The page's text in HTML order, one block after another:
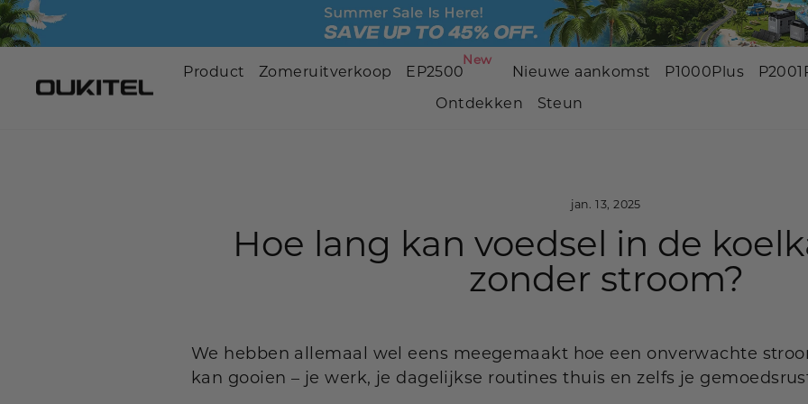
Ga
naar
inhoud
Product
Expansion Battery
Accessories
P800
NEW
P5000 Pro
4000W | 5120Wh
Zomeruitverkoop EP2500
New
Nieuwe aankomst P1000Plus
Ontdekken
Steun
jan. 13, 2025
Hoe lang kan voedsel in de
zonder stroom?
We hebben allemaal wel eens meegemaakt hoe een onverwachte
kan gooien – je werk, je dagelijkse routines thuis en zelfs je